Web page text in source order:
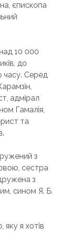
єпископа
10 000
до
часу. Серед
адмірал
Гамалія,
та
з
сестра
з
сином Я. Б.
яку я хотів